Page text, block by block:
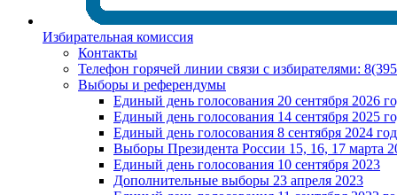
Избирательная комиссия
Контакты
Телефон горячей линии связи с избирателями:
Выборы и референдумы
Единый день голосования 20 сентября 2026
Единый день голосования 14 сентября 2025
Единый день голосования 8 сентября 2024
Выборы Президента России 15, 16, 17 марта
Единый день голосования 10 сентября 2023
Дополнительные выборы 23 апреля 2023